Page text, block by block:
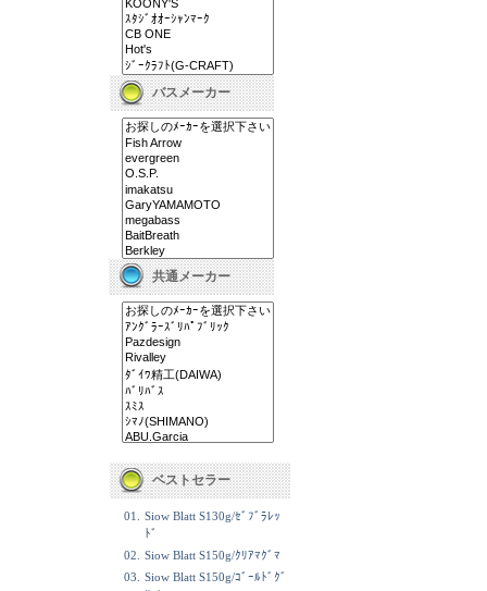
バスメーカー
共通メーカー
ベストセラー
01.
Siow Blatt S130g/ｾﾞﾌﾞﾗﾚｯ
ﾄﾞ
02.
Siow Blatt S150g/ｸﾘｱﾏｸﾞﾏ
03.
Siow Blatt S150g/ｺﾞｰﾙﾄﾞｸﾞ